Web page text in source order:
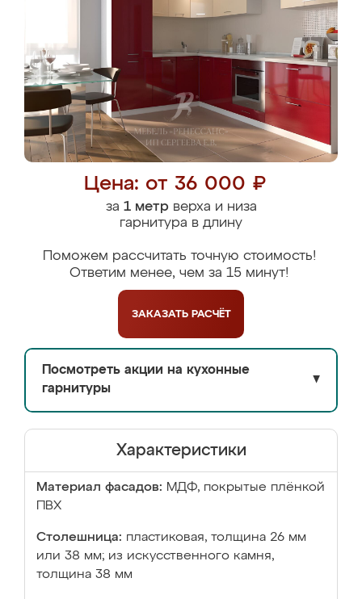
Цена: от 36 000 ₽
за 1 метрверха и низа
гарнитура в длину
Поможем рассчитать точную стоимость!
Ответим менее, чем за 15 минут!
ЗАКАЗАТЬ РАСЧЁТ
Посмотреть акции на кухонные
гарнитуры
▼
Характеристики
Материал фасадов: МДФ, покрытые плёнкой
ПВХ
Столешница: пластиковая, толщина 26 мм
или 38 мм; из искусственного камня,
толщина 38 мм